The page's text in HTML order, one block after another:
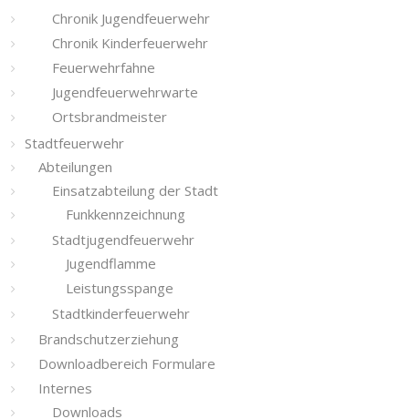
Chronik Jugendfeuerwehr
Chronik Kinderfeuerwehr
Feuerwehrfahne
Jugendfeuerwehrwarte
Ortsbrandmeister
Stadtfeuerwehr
Abteilungen
Einsatzabteilung der Stadt
Funkkennzeichnung
Stadtjugendfeuerwehr
Jugendflamme
Leistungsspange
Stadtkinderfeuerwehr
Brandschutzerziehung
Downloadbereich Formulare
Internes
Downloads